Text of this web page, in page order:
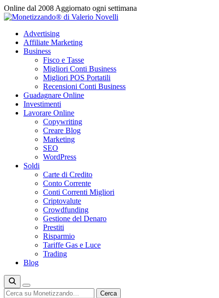
Vai
al
Online dal 2008 Aggiornato ogni settimana
Advertising
Affiliate Marketing
Business
Fisco e Tasse
Migliori Conti Business
Migliori POS Portatili
Recensioni Conti Business
Guadagnare Online
Investimenti
Lavorare Online
Copywriting
Creare Blog
Marketing
SEO
WordPress
Soldi
Carte di Credito
Conto Corrente
Conti Correnti Migliori
Criptovalute
Crowdfunding
Gestione del Denaro
Prestiti
Risparmio
Tariffe Gas e Luce
Trading
Blog
Cerca Cerca